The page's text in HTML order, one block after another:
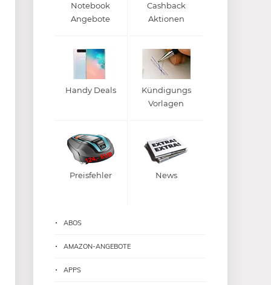
Notebook
Angebote
Cashback
Aktionen
Handy Deals
Kündigungs
Vorlagen
Preisfehler News
ABOS
AMAZON-ANGEBOTE
APPS